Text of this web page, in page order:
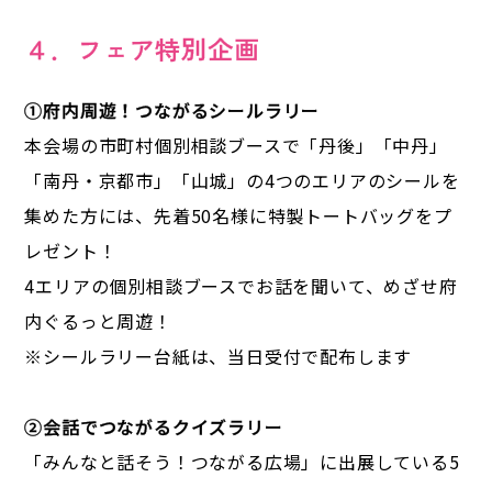
４．フェア特別企画
①府内周遊！つながるシールラリー
本会場の市町村個別相談ブースで「丹後」「中丹」
「南丹・京都市」「山城」の4つのエリアのシールを
集めた方には、先着50名様に特製トートバッグをプ
レゼント！
4エリアの個別相談ブースでお話を聞いて、めざせ府
内ぐるっと周遊！
※シールラリー台紙は、当日受付で配布します
②会話でつながるクイズラリー
「みんなと話そう！つながる広場」に出展している5